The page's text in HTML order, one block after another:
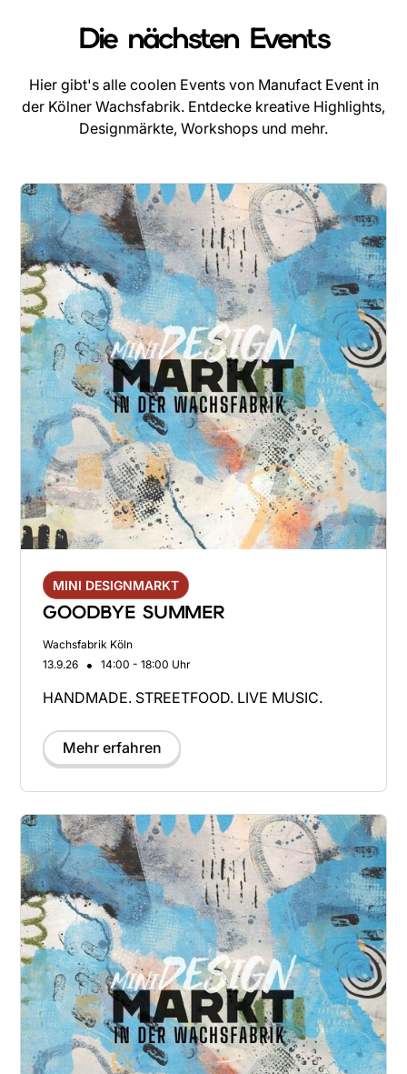
Die nächsten Events
Hier gibt's alle coolen Events von Manufact Event in
der Kölner Wachsfabrik. Entdecke kreative Highlights,
Designmärkte, Workshops und mehr.
MINI DESIGNMARKT
GOODBYE SUMMER
Wachsfabrik Köln
13.9.26
• 14:00 - 18:00 Uhr
HANDMADE. STREETFOOD. LIVE MUSIC.
Mehr erfahren